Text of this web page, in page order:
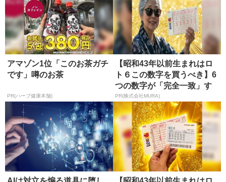
アマゾン1位「このお茶ガチ
です」噂のお茶
PR(ハーブ健康本舗)
【昭和43年以前生まれはロ
ト６この数字を買うべき】6
つの数字が「完全一致」す
る方...
PR(株式会社MURA)